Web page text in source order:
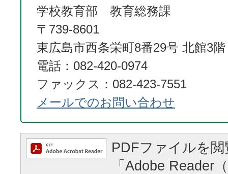
学校教育部 教育総務課
〒739-8601
東広島市西条栄町8番29号 北館3階
電話：082-420-0974
ファックス：082-423-7551
メールでのお問い合わせ
PDFファイルを
「Adobe Reader